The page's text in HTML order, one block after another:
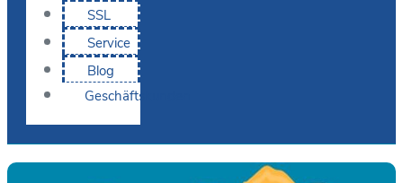
SSL
Service
Blog
Geschäftskunden